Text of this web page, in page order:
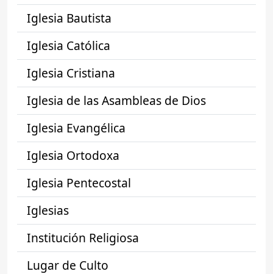
Iglesia Bautista
Iglesia Católica
Iglesia Cristiana
Iglesia de las Asambleas de Dios
Iglesia Evangélica
Iglesia Ortodoxa
Iglesia Pentecostal
Iglesias
Institución Religiosa
Lugar de Culto